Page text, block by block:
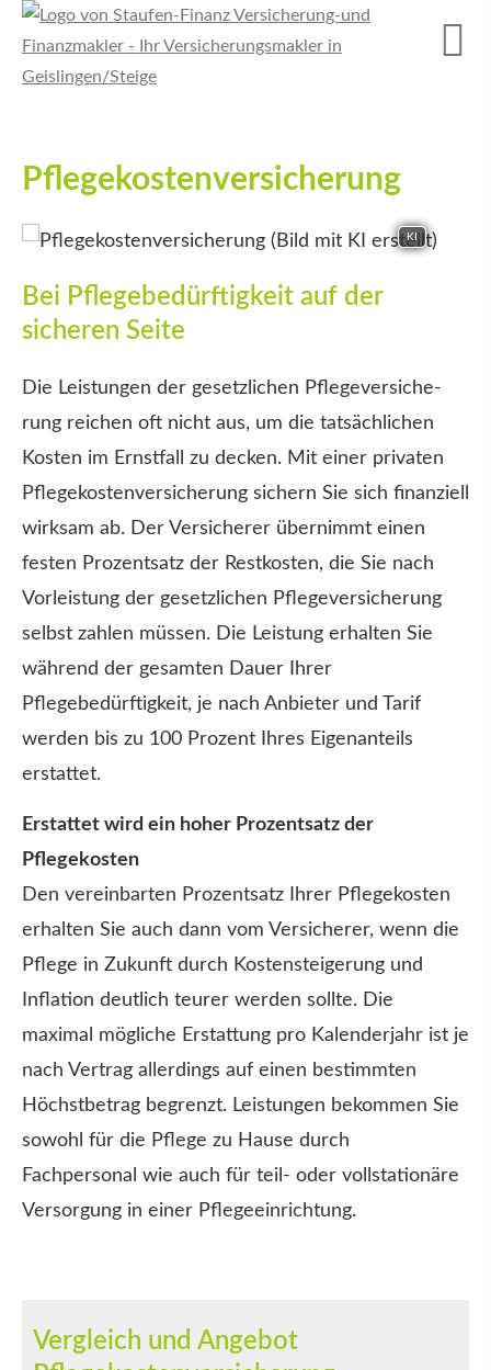
Pflegekostenversicherung
KI
Bei Pflegebedürftigkeit auf der
sicheren Seite
Die Leistungen der gesetzlichen Pflege­ver­si­che­
rung reichen oft nicht aus, um die tatsächlichen
Kosten im Ernstfall zu decken. Mit einer privaten
Pflegekostenversicherung sichern Sie sich finanziell
wirksam ab. Der Versicherer übernimmt einen
festen Prozentsatz der Restkosten, die Sie nach
Vorleistung der gesetzlichen Pflege­ver­si­che­rung
selbst zahlen müssen. Die Leistung erhalten Sie
während der gesamten Dauer Ihrer
Pflegebedürftigkeit, je nach Anbieter und Tarif
werden bis zu 100 Prozent Ihres Eigenanteils
erstattet.
Erstattet wird ein hoher Prozentsatz der
Pflegekosten
Den vereinbarten Prozentsatz Ihrer Pflegekosten
erhalten Sie auch dann vom Versicherer, wenn die
Pflege in Zukunft durch Kostensteigerung und
Inflation deutlich teurer werden sollte. Die
maximal mögliche Erstattung pro Kalenderjahr ist je
nach Vertrag allerdings auf einen bestimmten
Höchstbetrag begrenzt. Leistungen bekommen Sie
sowohl für die Pflege zu Hause durch
Fachpersonal wie auch für teil- oder vollstationäre
Versorgung in einer Pflegeeinrichtung.
Vergleich und Angebot